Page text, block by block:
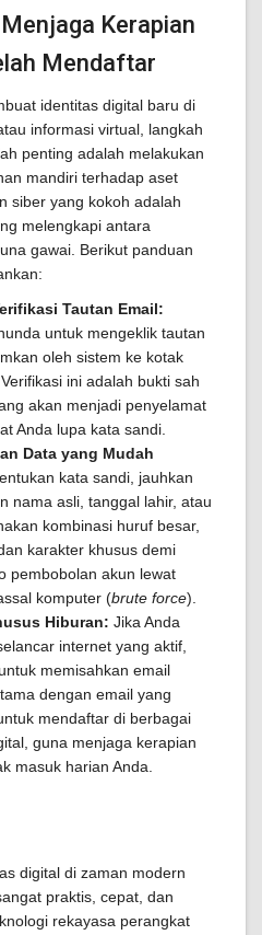
Kerapian
Mendaftar
identitas digital baru di
informasi virtual, langkah
penting adalah melakukan
mandiri terhadap aset
siber yang kokoh adalah
melengkapi antara
gawai. Berikut panduan
Tautan Email:
untuk mengeklik tautan
oleh sistem ke kotak
ini adalah bukti sah
akan menjadi penyelamat
Anda lupa kata sandi.
Data yang Mudah
kata sandi, jauhkan
nama asli, tanggal lahir, atau
kombinasi huruf besar,
karakter khusus demi
pembobolan akun lewat
komputer (brute force).
Hiburan: Jika Anda
internet yang aktif,
memisahkan email
dengan email yang
mendaftar di berbagai
guna menjaga kerapian
masuk harian Anda.
digital di zaman modern
praktis, cepat, dan
rekayasa perangkat